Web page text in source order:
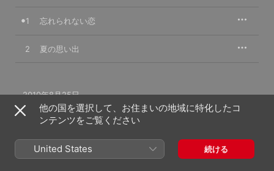
1 忘れられない恋
2 夏の思い出
2010年8月25日
2曲、8分
℗ 2010 YOSHIMOTO R and C CO.,LTD.
レコードレーベル
YOSHIMOTO MUSIC
他の国を選択して、お住まいの地域に特化したコ
ンテンツをご覧ください
United States 続ける